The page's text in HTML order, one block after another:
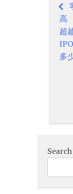
高
超
多
Search